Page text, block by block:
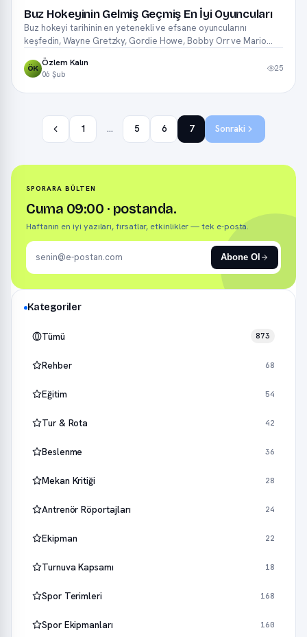
Buz Hokeyinin Gelmiş Geçmiş En İyi Oyuncuları
Buz hokeyi tarihinin en yetenekli ve efsane oyuncularını
keşfedin, Wayne Gretzky, Gordie Howe, Bobby Orr ve Mario
ÖK
Özlem Kalın
06 Şub
25
1 … 5 6 7 Sonraki
SPORARA BÜLTEN
Cuma 09:00 · postanda.
Haftanın en iyi yazıları, fırsatlar, etkinlikler — tek e-posta.
Abone Ol
Kategoriler
Tümü 873
Rehber 68
Eğitim 54
Tur & Rota 42
Beslenme 36
Mekan Kritiği 28
Antrenör Röportajları 24
Ekipman 22
Turnuva Kapsamı 18
Spor Terimleri 168
Spor Ekipmanları 160